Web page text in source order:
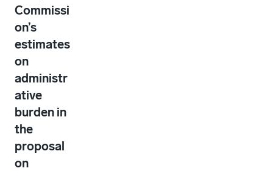
Commissi
on’s
estimates
on
administr
ative
burden in
the
proposal
on